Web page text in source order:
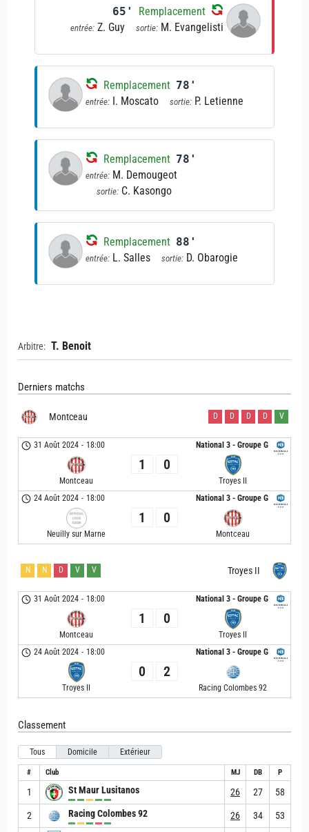
65' Remplacement
entrée: Z. Guy sortie: M. Evangelisti
Remplacement 78'
entrée: I. Moscato sortie: P. Letienne
Remplacement 78'
entrée: M. Demougeot
sortie: C. Kasongo
Remplacement 88'
entrée: L. Salles sortie: D. Obarogie
Arbitre: T. Benoit
Derniers matchs
Montceau D D D D V
National 3 - Groupe G
31 Août 2024 - 18:00
Montceau
1 0
Troyes II
National 3 - Groupe G
24 Août 2024 - 18:00
Neuilly sur Marne
1 0
Montceau
Troyes II
N N D V V
National 3 - Groupe G
31 Août 2024 - 18:00
Montceau
1 0
Troyes II
National 3 - Groupe G
24 Août 2024 - 18:00
Troyes II
0 2
Racing Colombes 92
Classement
Tous Domicile Extérieur
# Club MJ DB P
1 St Maur Lusitanos 26 27 58
2 Racing Colombes 92 26 34
53